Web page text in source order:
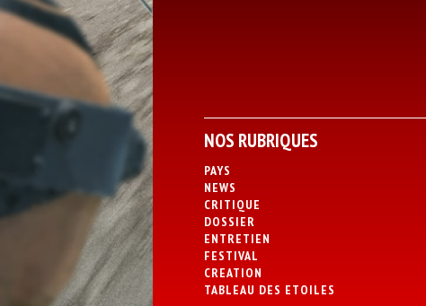
NOS RUBRIQUES
PAYS
NEWS
CRITIQUE
DOSSIER
ENTRETIEN
FESTIVAL
CREATION
TABLEAU DES ETOILES